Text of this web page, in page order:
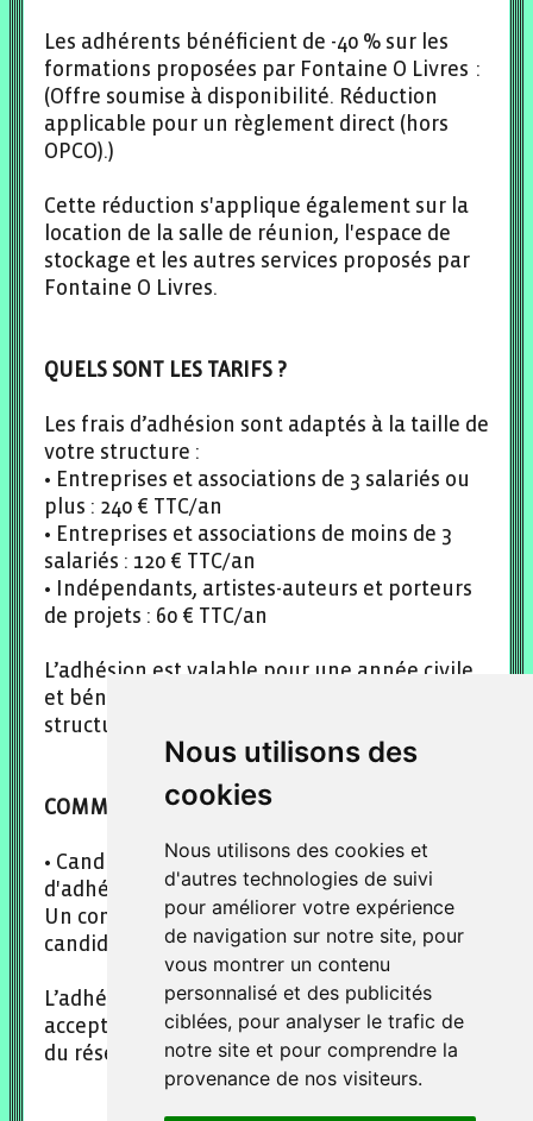
Nous utilisons des
cookies
Nous utilisons des cookies et
d'autres technologies de suivi
pour améliorer votre expérience
de navigation sur notre site, pour
vous montrer un contenu
personnalisé et des publicités
ciblées, pour analyser le trafic de
notre site et pour comprendre la
provenance de nos visiteurs.
Les adhérents bénéficient de -40 % sur les
formations proposées par Fontaine O Livres :
(Offre soumise à disponibilité. Réduction
applicable pour un règlement direct (hors
OPCO).)
Cette réduction s'applique également sur la
location de la salle de réunion, l'espace de
stockage et les autres services proposés par
Fontaine O Livres.
QUELS SONT LES TARIFS ?
Les frais d’adhésion sont adaptés à la taille de
votre structure :
• Entreprises et associations de 3 salariés ou
plus : 240 € TTC/an
• Entreprises et associations de moins de 3
salariés : 120 € TTC/an
• Indépendants, artistes-auteurs et porteurs
de projets : 60 € TTC/an
L’adhésion est valable pour une année civile
et bénéficie à tous les collaborateurs de la
structure.
COMMENT ADHÉRER ?
• Candidatez en envoyant votre demande
d'adhésion
Un comité de sélection validera votre
candidature.
L’adhésion devient effective après
acceptation et suppose l’adhésion à la charte
du réseau.